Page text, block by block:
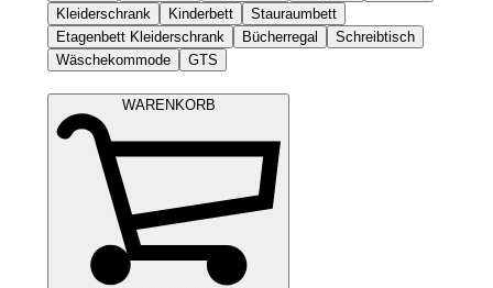
Kleiderschrank
Kinderbett
Stauraumbett
Etagenbett Kleiderschrank
Bücherregal
Schreibtisch
Wäschekommode
GTS
WARENKORB